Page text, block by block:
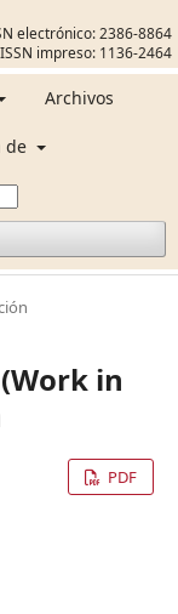
electrónico: 2386-8864
ISSN impreso: 1136-2464
Archivos
de
in
PDF